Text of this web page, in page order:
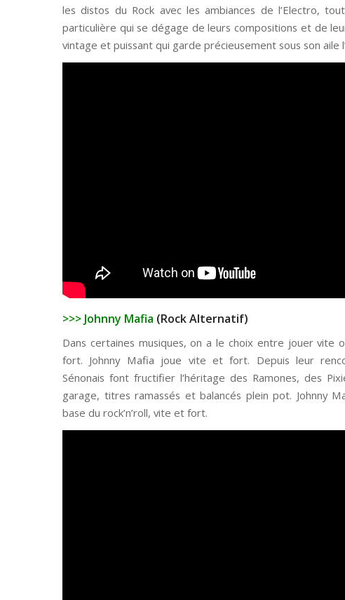
les distos du Rock avec les ambiances de l’Electro,
particulière qui se dégage de leurs compositions et de
vintage et puissant qui garde précieusement sous son aile
>>> Johnny Mafia (Rock Alternatif)
Dans certaines musiques, on a le choix entre jouer
fort. Johnny Mafia joue vite et fort. Depuis leur
Sénonais font fructifier l’héritage des Ramones, des
garage, titres ramassés et balancés plein pot. Johnny
base du rock’n’roll, vite et fort.